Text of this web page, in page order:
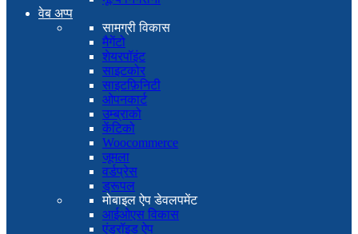
वेब अप्प
सामग्री विकास
मैगेंटो
शेयरपॉइंट
साइटकोर
साइटफ़िनिटी
ओपनकार्ट
उम्ब्राको
केंटिको
Woocommerce
जूमला
वर्डप्रेस
ड्रूपल
मोबाइल ऐप डेवलपमेंट
आईओएस विकास
एंड्रॉइड ऐप